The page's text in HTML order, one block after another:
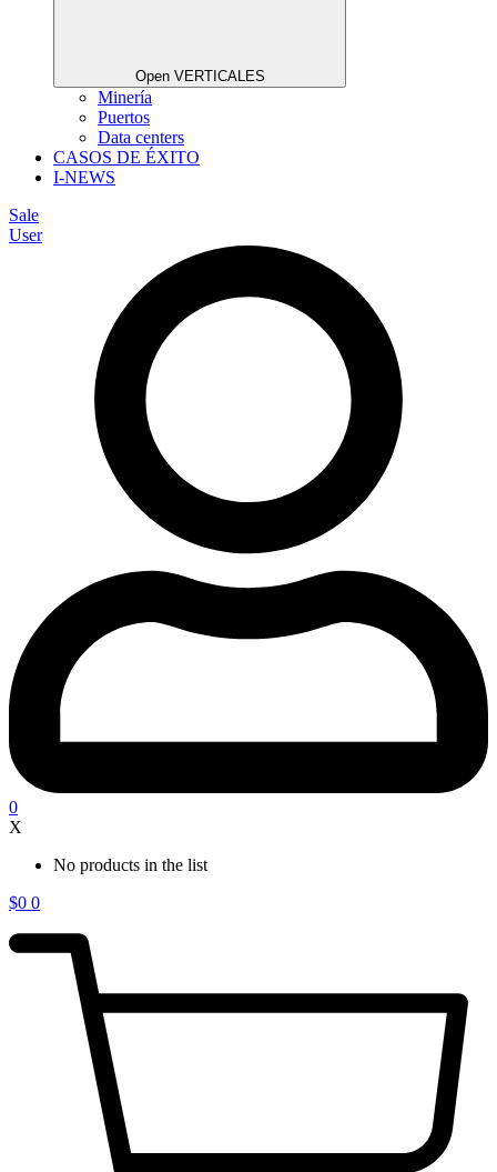
Open VERTICALES
Minería
Puertos
Data centers
CASOS DE ÉXITO
I-NEWS
Sale
User
0
X
No products in the list
$0 0